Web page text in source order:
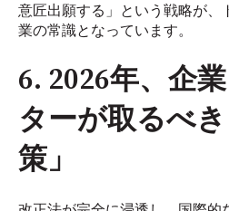
意匠出願する」という戦略が、
業の常識となっています。
6. 2026年、企
ターが取るべ
策」